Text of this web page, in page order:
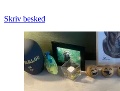
Skriv besked